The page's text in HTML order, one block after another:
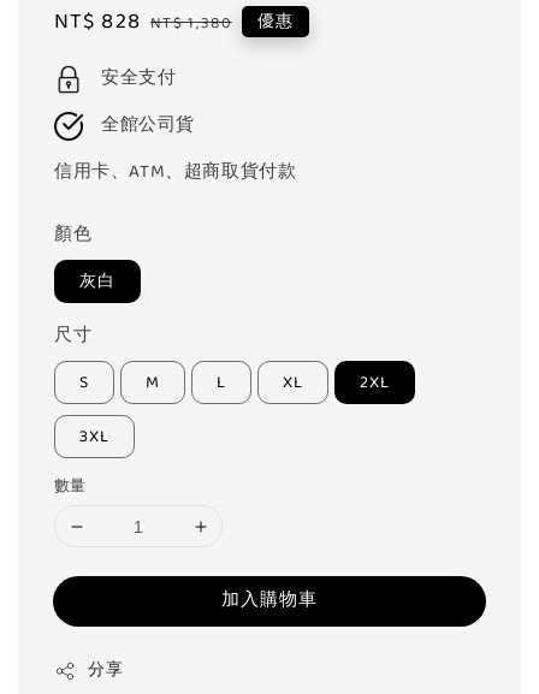
Sale
NT$ 828 Regular
NT$ 1,380 優惠
安全支付
全館公司貨
信用卡、ATM、超商取貨付款
顏色
灰白
尺寸
S M L XL 2XL
3XL
數量
加入購物車
分享